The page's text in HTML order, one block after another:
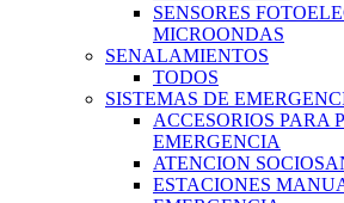
SENSORES
MICROONDAS
SENALAMIENTOS
TODOS
SISTEMAS DE
ACCESORIOS PARA
EMERGENCIA
ATENCION
ESTACIONES